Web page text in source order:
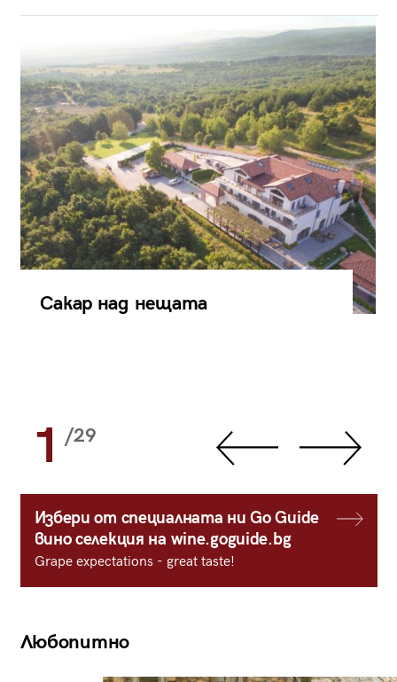
Сакар над нещата
1 /29
Избери от специалната ни Go Guide
вино селекция на wine.goguide.bg
Grape expectations - great taste!
Любопитно